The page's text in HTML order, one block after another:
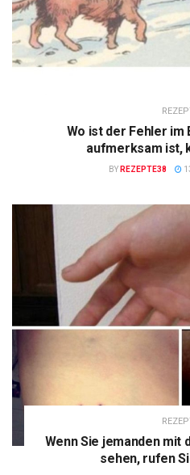
Wo ist der Fehler im
aufmerksam ist,
BY REZEPTE38
Wenn Sie jemanden mit
sehen, rufen